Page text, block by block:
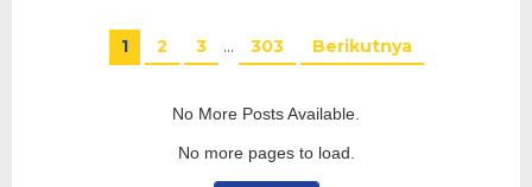
1 2 3 … 303 Berikutnya
No More Posts Available.
No more pages to load.